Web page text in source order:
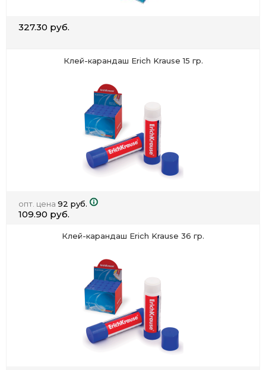
327.30 руб.
Клей-карандаш Erich Krause 15 гр.
опт. цена 92 руб.
109.90 руб.
Клей-карандаш Erich Krause 36 гр.